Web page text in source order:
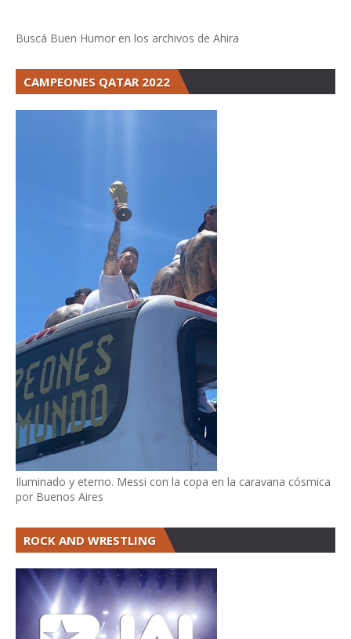
Buscá Buen Humor en los archivos de Ahira
CAMPEONES QATAR 2022
Iluminado y eterno. Messi con la copa en la caravana cósmica
por Buenos Aires
ROCK AND WRESTLING